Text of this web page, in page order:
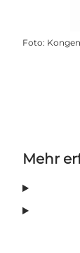
Foto:
Mehr